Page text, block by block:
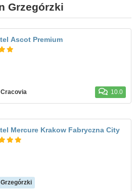
Grzegórzki
Ascot Premium
Cracovia 10.0
Mercure Krakow Fabryczna City
Grzegórzki